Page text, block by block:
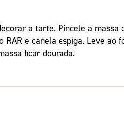
a tarte. Pincele a massa
e canela espiga. Leve ao
ficar dourada.